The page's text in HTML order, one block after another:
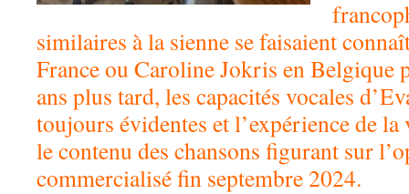
similaires à la sienne se faisaient
France ou Caroline Jokris en Belgique
ans plus tard, les capacités vocales
toujours évidentes et l’expérience de
le contenu des chansons figurant sur
commercialisé fin septembre 2024.